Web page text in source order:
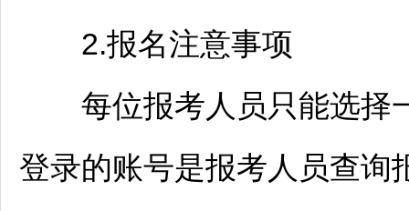
2.报名注意事项
每位报考人员只能选择
登录的账号是报考人员查询